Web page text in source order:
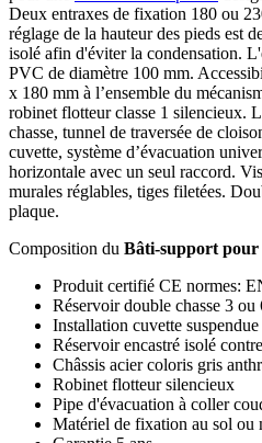
Deux entraxes de fixation 180 ou
réglage de la hauteur des pieds est
isolé afin d'éviter la condensation.
PVC de diamètre 100 mm.
x 180 mm à l’ensemble du
robinet flotteur classe 1 silencieux.
chasse, tunnel de traversée de
cuvette, système d’évacuation
horizontale avec un seul raccord.
murales réglables, tiges filetées.
plaque.
Composition du Bâti-support pour
Produit certifié CE normes:
Réservoir double chasse 3 ou
Installation cuvette
Réservoir encastré isolé
Châssis acier coloris gris
Robinet flotteur silencieux
Pipe d'évacuation à coller
Matériel de fixation au sol ou